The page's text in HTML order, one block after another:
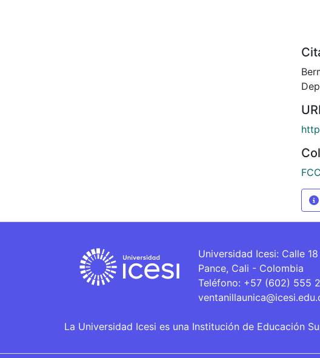
URI
Universidad Icesi: Calle
Pance, Cali - Colombia
Teléfono: +57 (602) 555
La Universidad Icesi es una Institución de Educación